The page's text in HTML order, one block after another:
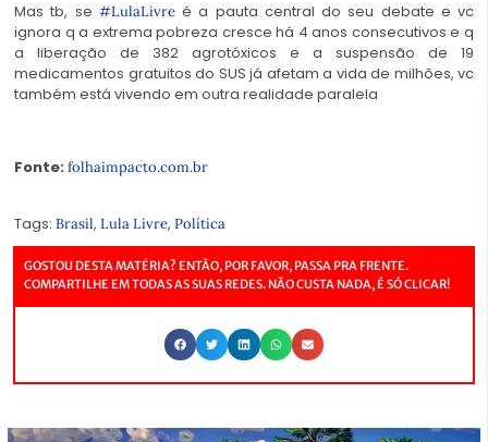
Mas tb, se #LulaLivreé a pauta central do seu debate e vc
ignora q a extrema pobreza cresce há 4 anos consecutivos e q
a liberação de 382 agrotóxicos e a suspensão de 19
medicamentos gratuitos do SUS já afetam a vida de milhões, vc
também está vivendo em outra realidade paralela
Fonte: folhaimpacto.com.br
Tags: Brasil, Lula Livre, Política
GOSTOU DESTA MATÉRIA? ENTÃO, POR FAVOR, PASSA PRA FRENTE.
COMPARTILHE EM TODAS AS SUAS REDES. NÃO CUSTA NADA, É SÓ CLICAR!